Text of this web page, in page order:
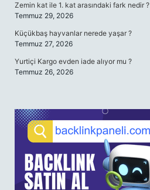
Zemin kat ile 1. kat arasındaki fark nedir ?
Temmuz 29, 2026
Küçükbaş hayvanlar nerede yaşar ?
Temmuz 27, 2026
Yurtiçi Kargo evden iade alıyor mu ?
Temmuz 26, 2026